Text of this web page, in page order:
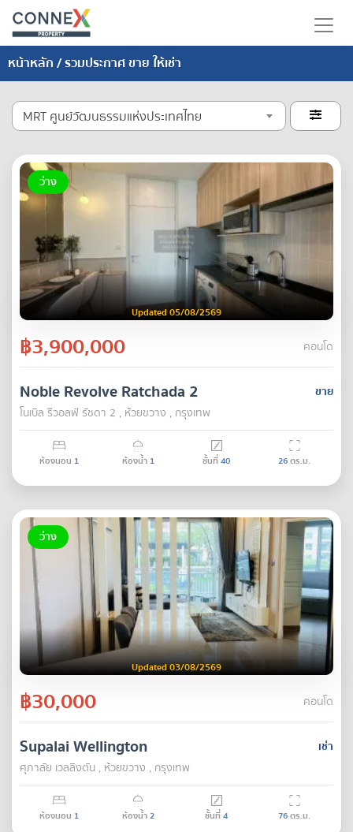
หน้าหลัก/ รวมประกาศ ขาย ให้เช่า
MRT ศูนย์วัฒนธรรมแห่งประเทศไทย 
ว่าง
Updated 05/08/2569
฿3,900,000 คอนโด
ขาย
Noble Revolve Ratchada 2
โนเบิล รีวอลฟ์ รัชดา 2 , ห้วยขวาง , กรุงเทพ
ห้องนอน 1 ห้องน้ำ 1 ชั้นที่40 26ตร.ม.
ว่าง
Updated 03/08/2569
฿30,000 คอนโด
เช่า
Supalai Wellington
ศุภาลัย เวลลิงตัน , ห้วยขวาง , กรุงเทพ
ห้องนอน 1 ห้องน้ำ2 ชั้นที่4 76ตร.ม.